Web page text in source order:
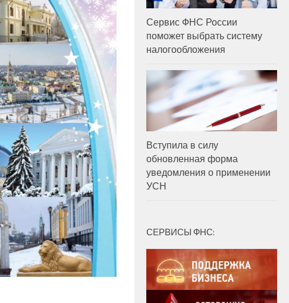
Сервис ФНС России
поможет выбрать систему
налогообложения
Вступила в силу
обновленная форма
уведомления о применении
УСН
СЕРВИСЫ ФНС: